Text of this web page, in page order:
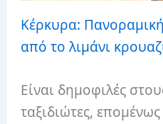
Κέρκυρα:
από το λιμάνι
Είναι δημοφιλές
ταξιδιώτες, επομένως